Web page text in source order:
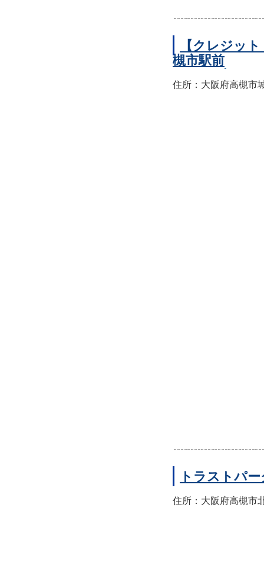
【クレジッ
槻市駅前
住所：大阪府高槻市
トラストパ
住所：大阪府高槻市